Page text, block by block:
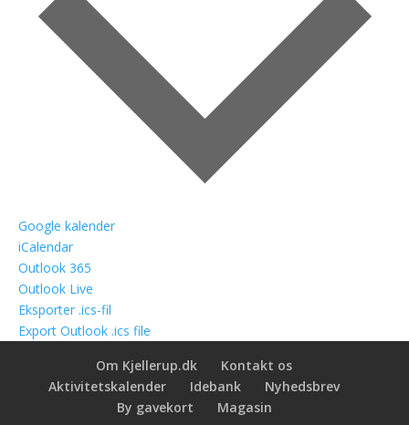
Google kalender
iCalendar
Outlook 365
Outlook Live
Eksporter .ics-fil
Export Outlook .ics file
Om Kjellerup.dk
Kontakt os
Aktivitetskalender
Idebank
Nyhedsbrev
By gavekort
Magasin